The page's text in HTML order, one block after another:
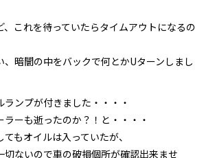
これを待っていたらタイムアウトになるの
暗闇の中をバックで何とかUターンしまし
ンプが付きました・・・・
ラーも逝ったのか？！と・・・・
もオイルは入っていたが、
切ないので車の破損個所が確認出来ませ